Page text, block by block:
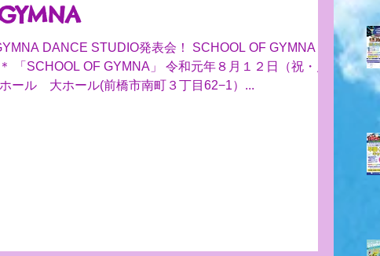
DANCE STUDIO発表会！ SCHOOL OF GYMNA！ ＊
）
ール 大ホール(前橋市南町３丁目62−1）...